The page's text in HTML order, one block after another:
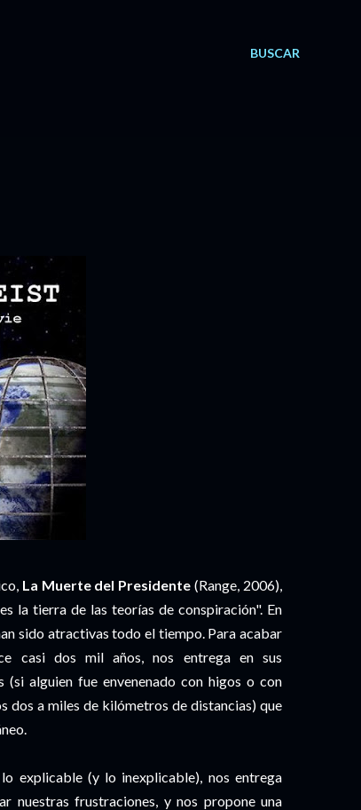
BUSCAR
La Muerte del Presidente (Range, 2006),
la tierra de las teorías de conspiración". En
sido atractivas todo el tiempo. Para acabar
casi dos mil años, nos entrega en sus
(si alguien fue envenenado con higos o con
dos a miles de kilómetros de distancias) que
explicable (y lo inexplicable), nos entrega
nuestras frustraciones, y nos propone una